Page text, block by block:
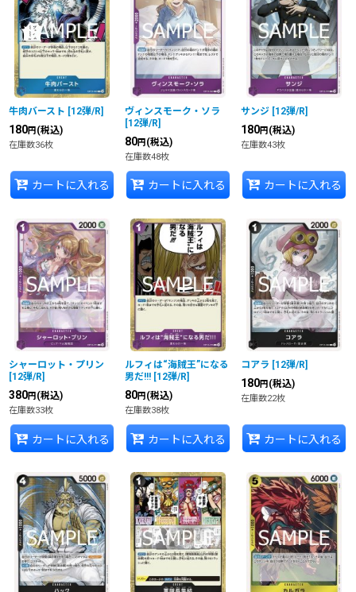
絞り込む
牛肉バースト [12弾/R]
180円 (税込)
在庫数36枚
カートに入れる
ヴィンスモーク・ソラ
[12弾/R]
80円 (税込)
在庫数48枚
カートに入れる
サンジ [12弾/R]
180円 (税込)
在庫数43枚
カートに入れる
シャーロット・プリン
[12弾/R]
380円 (税込)
在庫数33枚
カートに入れる
ルフィは“海賊王”になる
男だ!!! [12弾/R]
80円 (税込)
在庫数38枚
カートに入れる
コアラ [12弾/R]
180円 (税込)
在庫数22枚
カートに入れる